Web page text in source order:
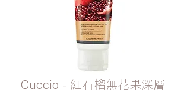
Cuccio - 紅石榴無花果深層